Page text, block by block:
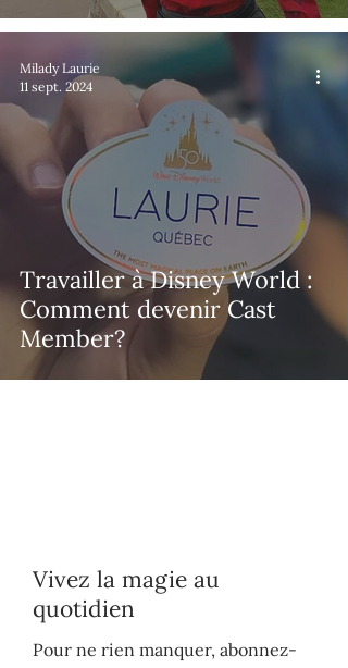
Travailler à Disney World :
Comment devenir Cast
Member?
Milady Laurie
11 sept. 2024
Vivez la magie au
quotidien
Pour ne rien manquer, abonnez-